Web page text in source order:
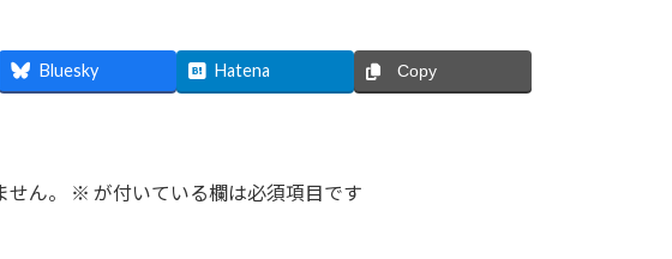
Bluesky Hatena Copy
ん。 ※ が付いている欄は必須項目です